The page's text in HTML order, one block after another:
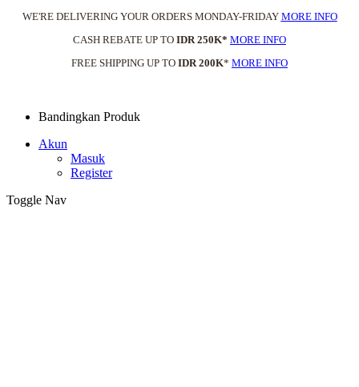
WE'RE DELIVERING YOUR ORDERS MONDAY-FRIDAY MORE INFO
CASH REBATE UP TO IDR 250K* MORE INFO
FREE SHIPPING UP TO IDR 200K* MORE INFO
Bandingkan Produk
Akun
Masuk
Register
Toggle Nav